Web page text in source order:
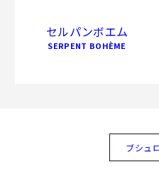
セルパンボエム
SERPENT BOHÈME
ブシュ